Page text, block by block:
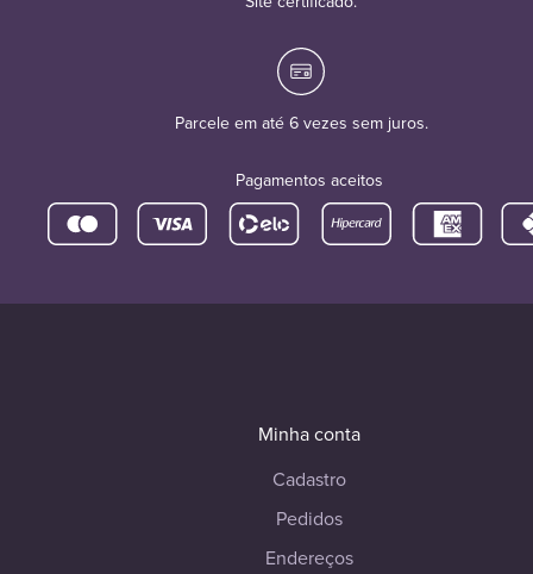
Parcele em até 6 vezes sem juros.
Pagamentos aceitos
Minha conta
Cadastro
Pedidos
Endereços